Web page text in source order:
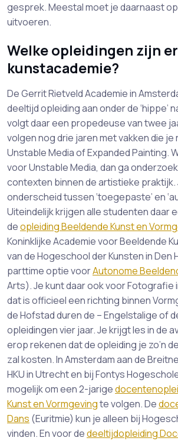
gesprek. Meestal moet je daarnaast
uitvoeren.
Welke opleidingen zijn
kunstacademie?
De Gerrit Rietveld Academie in
deeltijd opleiding aan onder de ‘hippe’
volgt daar een propedeuse van twee
volgen nog drie jaren met vakken die
Unstable Media of Expanded Painting.
voor Unstable Media, dan ga
contexten binnen de artistieke praktijk.
onderscheid tussen ‘toegepaste’ en
Uiteindelijk krijgen alle studenten daar
deopleiding Beeldende Kunst en
Koninklijke Academie voor Beeldende
van de Hogeschool der Kunsten in Den
parttime optie voorAutonome
Arts). Je kunt daar ook voor Fotografie
dat is officieel een richting binnen
de Hofstad duren de – Engelstalige of
opleidingen vier jaar. Je krijgt les in de
erop rekenen dat de opleiding je zo’n
zal kosten. In Amsterdam aan de
HKU in Utrecht en bij Fontys
mogelijk om een 2-jarige
Kunst en Vormgevingte volgen. De
Dans (Euritmie) kun je alleen bij
vinden. En voor dedeeltijdopleiding